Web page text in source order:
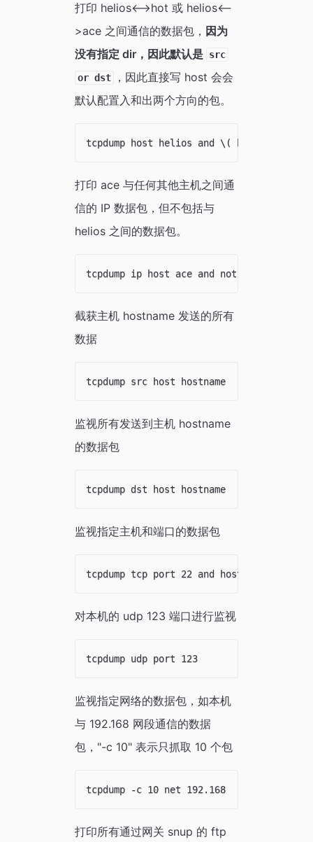
打印 helios<-->hot 或 helios<--
>ace 之间通信的数据包， 因为
没有指定 dir，因此默认是 src
or dst
，因此直接写 host 会会
默认配置入和出两个方向的包。
打印 ace 与任何其他主机之间通
信的 IP 数据包，但不包括与
helios 之间的数据包。
截获主机 hostname 发送的所有
数据
tcpdump src host hostname
监视所有发送到主机 hostname
的数据包
tcpdump dst host hostname
监视指定主机和端口的数据包
对本机的 udp 123 端口进行监视
tcpdump udp port 123
监视指定网络的数据包，如本机
与 192.168 网段通信的数据
包，"-c 10" 表示只抓取 10 个包
tcpdump -c 10 net 192.168
打印所有通过网关 snup 的 ftp